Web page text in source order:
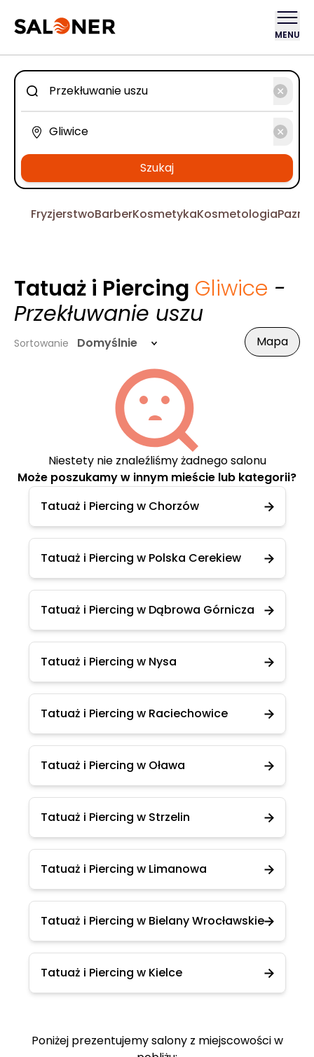
MENU
Szukaj
FryzjerstwoBarberKosmetykaKosmetologia
Tatuaż i Piercing Gliwice -
Przekłuwanie uszu
Sortowanie Domyślnie Mapa
Niestety nie znaleźliśmy żadnego salonu
Może poszukamy w innym mieście lub kategorii?
Tatuaż i Piercing w Chorzów
Tatuaż i Piercing w Polska Cerekiew
Tatuaż i Piercing w Dąbrowa Górnicza
Tatuaż i Piercing w Nysa
Tatuaż i Piercing w Raciechowice
Tatuaż i Piercing w Oława
Tatuaż i Piercing w Strzelin
Tatuaż i Piercing w Limanowa
Tatuaż i Piercing w Bielany Wrocławskie
Tatuaż i Piercing w Kielce
Poniżej prezentujemy salony z miejscowości w